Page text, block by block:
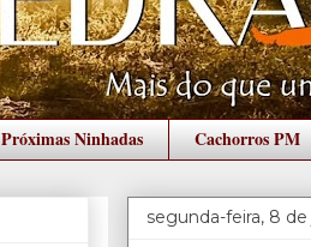
Próximas Ninhadas Cachorros PM
segunda-feira, 8